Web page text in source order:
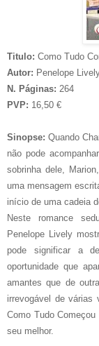
Titulo: Como Tudo
Autor: Penelope
N. Páginas: 264
PVP: 16,50 €
Sinopse: Quando
não pode
sobrinha dele,
uma mensagem
início de uma cadeia
Neste romance
Penelope Lively
pode significar a
oportunidade que
amantes que de
irrevogável de várias
Como Tudo
seu melhor.